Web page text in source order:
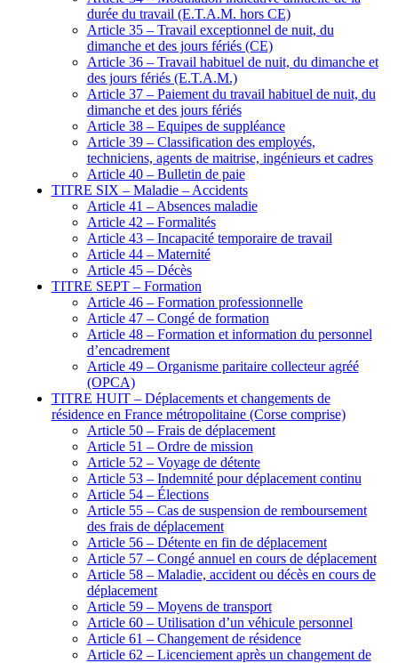
durée du travail (E.T.A.M. hors CE)
Article 35 – Travail exceptionnel de nuit, du
dimanche et des jours fériés (CE)
Article 36 – Travail habituel de nuit, du dimanche et
des jours fériés (E.T.A.M.)
Article 37 – Paiement du travail habituel de nuit, du
dimanche et des jours fériés
Article 38 – Equipes de suppléance
Article 39 – Classification des employés,
techniciens, agents de maitrise, ingénieurs et cadres
Article 40 – Bulletin de paie
TITRE SIX – Maladie – Accidents
Article 41 – Absences maladie
Article 42 – Formalités
Article 43 – Incapacité temporaire de travail
Article 44 – Maternité
Article 45 – Décès
TITRE SEPT – Formation
Article 46 – Formation professionnelle
Article 47 – Congé de formation
Article 48 – Formation et information du personnel
d’encadrement
Article 49 – Organisme paritaire collecteur agréé
(OPCA)
TITRE HUIT – Déplacements et changements de
résidence en France métropolitaine (Corse comprise)
Article 50 – Frais de déplacement
Article 51 – Ordre de mission
Article 52 – Voyage de détente
Article 53 – Indemnité pour déplacement continu
Article 54 – Élections
Article 55 – Cas de suspension de remboursement
des frais de déplacement
Article 56 – Détente en fin de déplacement
Article 57 – Congé annuel en cours de déplacement
Article 58 – Maladie, accident ou décès en cours de
déplacement
Article 59 – Moyens de transport
Article 60 – Utilisation d’un véhicule personnel
Article 61 – Changement de résidence
Article 62 – Licenciement après un changement de